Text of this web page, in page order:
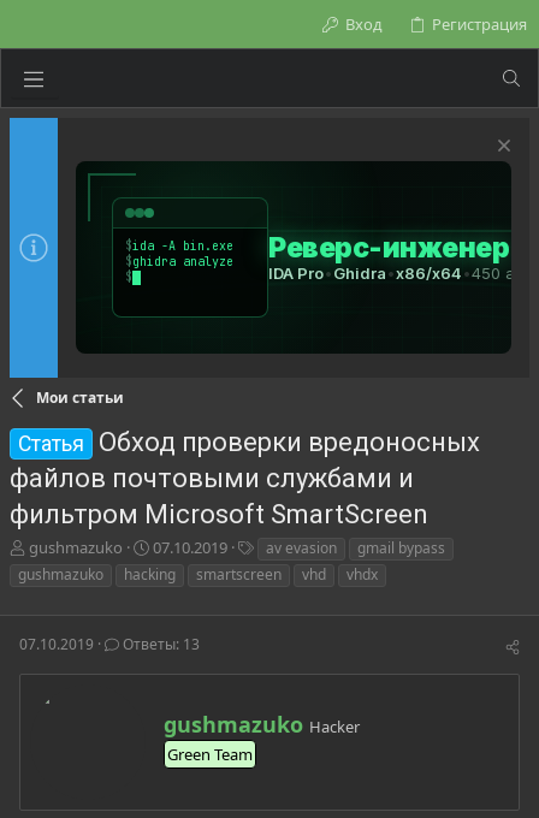
Вход Регистрация
Мои статьи
Статья
Обход проверки вредоносных
файлов почтовыми службами и
фильтром Microsoft SmartScreen
А
в
о
т
е
gushmazuko
Д
а
а
а
ч
07.10.2019
е
и
av evasion
gmail bypass
gushmazuko
hacking smartscreen vhd vhdx
07.10.2019 Ответы: 13
А
в
т
р
gushmazuko Hacker
Green Team